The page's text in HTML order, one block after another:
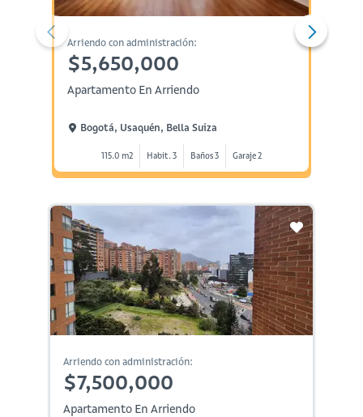
Arriendo con administración:
$5,650,000
Apartamento En Arriendo
Bogotá, Usaquén, Bella Suiza
115.0 m2 Habit. 3 Baños 3 Garaje 2
Arriendo con administración:
$7,500,000
Apartamento En Arriendo